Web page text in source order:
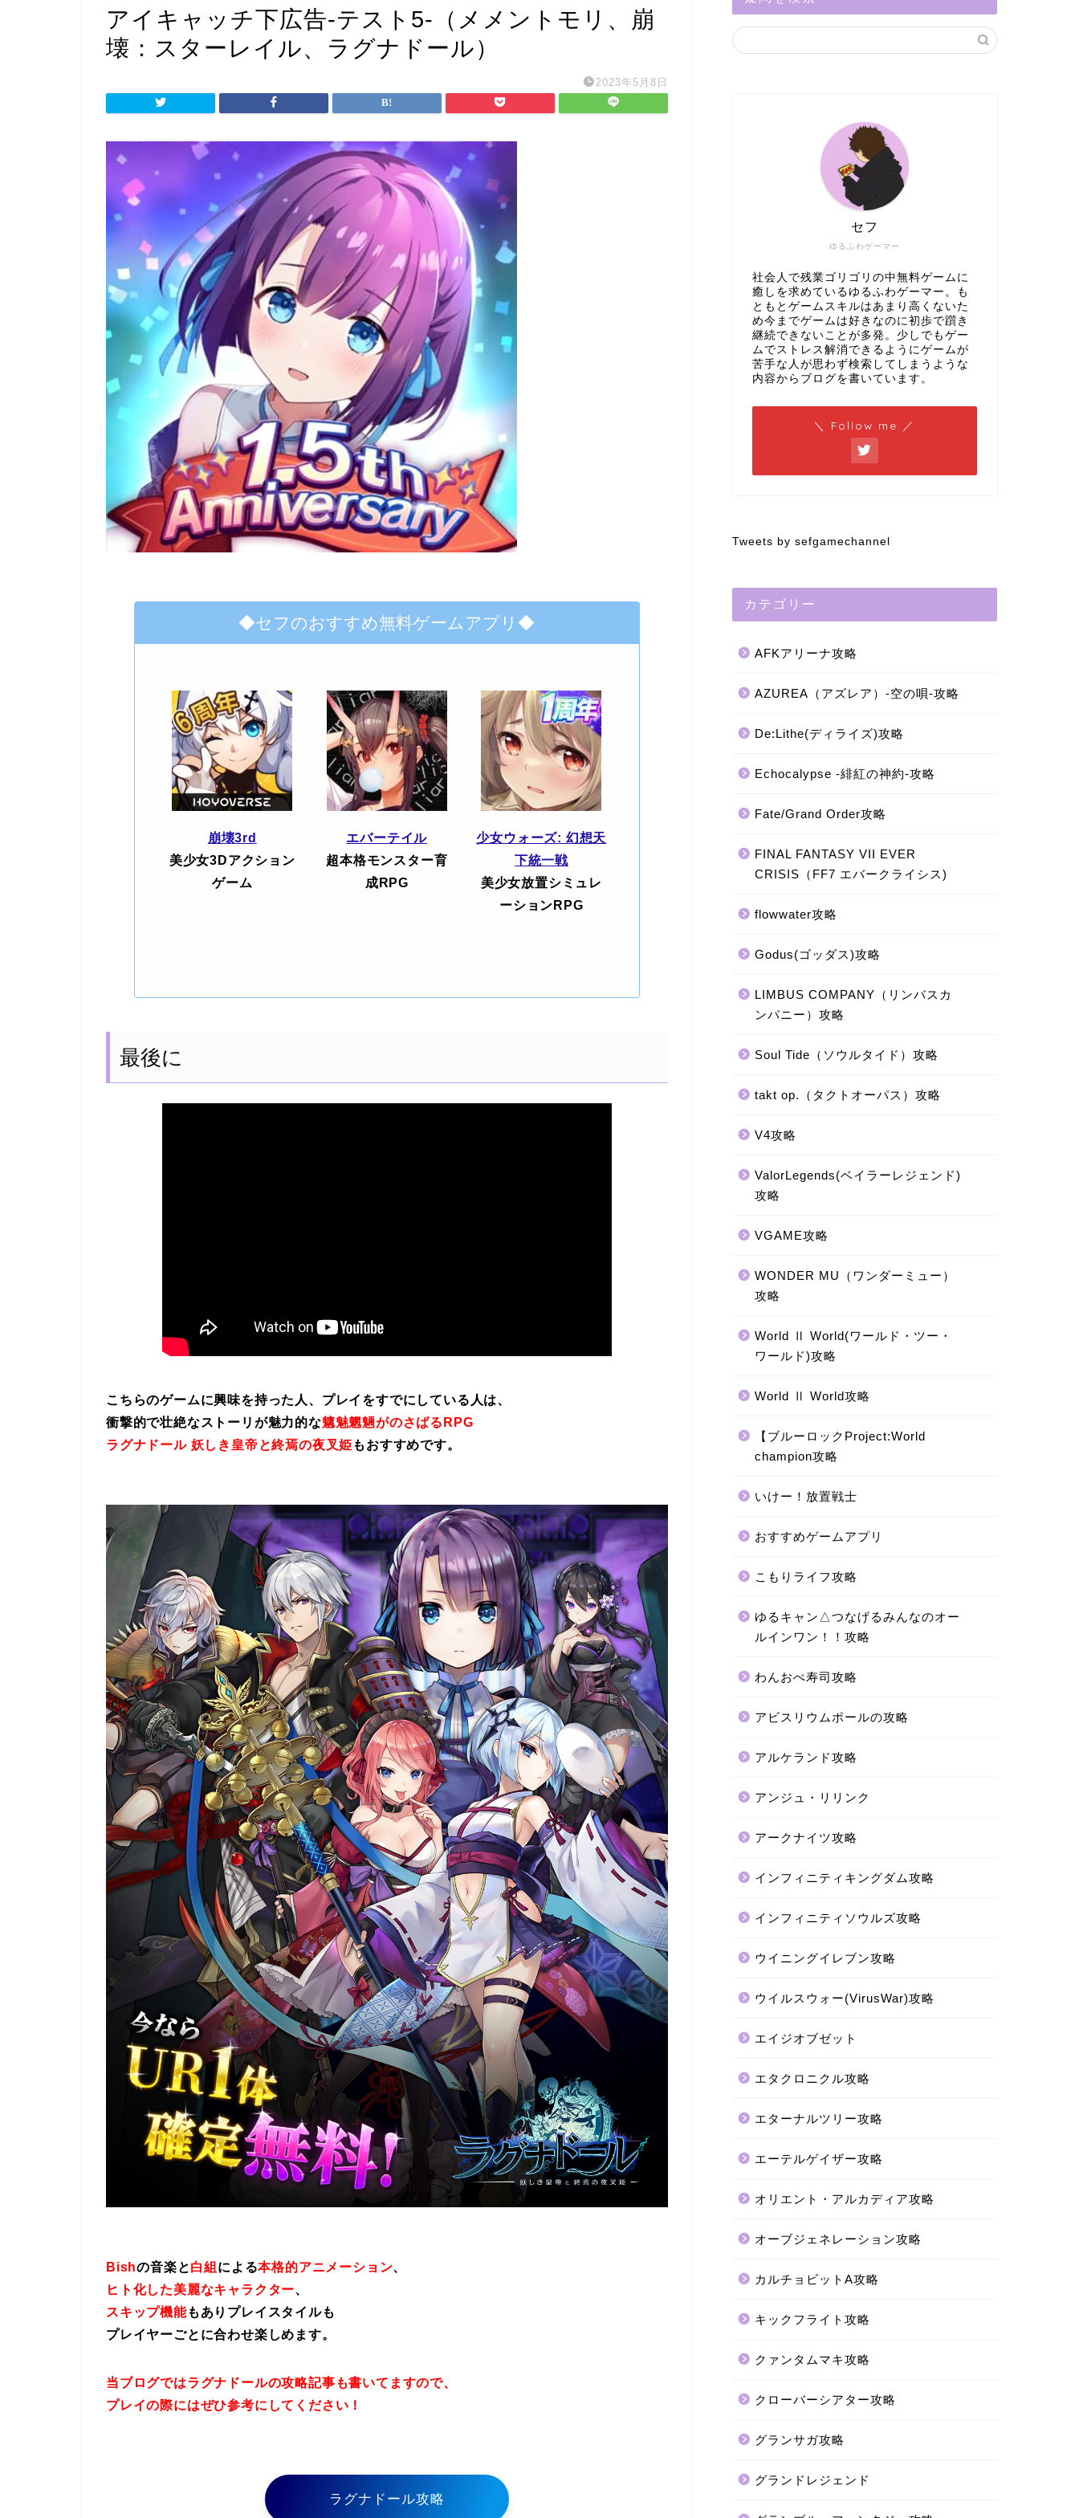
アイキャッチ下広告-テスト5-（メメントモリ、崩
壊：スターレイル、ラグナドール）
2023年5月8日
◆セフのおすすめ無料ゲームアプリ◆
崩壊3rd
美少女3Dアクション
ゲーム
エバーテイル
超本格モンスター育
成RPG
少女ウォーズ: 幻想天
下統一戦
美少女放置シミュレ
ーションRPG
最後に
こちらのゲームに興味を持った人、プレイをすでにしている人は、
衝撃的で壮絶なストーリが魅力的な魑魅魍魎がのさばるRPG
ラグナドール 妖しき皇帝と終焉の夜叉姫 もおすすめです。
Bishの音楽と白組 による本格的アニメーション、
ヒト化した美麗なキャラクター、
スキップ機能もありプレイスタイルも
プレイヤーごとに合わせ楽しめます。
当ブログではラグナドールの攻略記事も書いてますので、
プレイの際にはぜひ参考にしてください！
ラグナドール攻略
ゆるふわゲーマー
セフ
社会人で残業ゴリゴリの中無料ゲームに
癒しを求めているゆるふわゲーマー。も
ともとゲームスキルはあまり高くないた
め今までゲームは好きなのに初歩で躓き
継続できないことが多発。少しでもゲー
ムでストレス解消できるようにゲームが
苦手な人が思わず検索してしまうような
内容からブログを書いています。
＼ Follow me ／
Tweets by sefgamechannel
カテゴリー
AFKアリーナ攻略
AZUREA（アズレア）-空の唄-攻略
De:Lithe(ディライズ)攻略
Echocalypse -緋紅の神約-攻略
Fate/Grand Order攻略
FINAL FANTASY VII EVER
CRISIS（FF7 エバークライシス)
flowwater攻略
Godus(ゴッダス)攻略
LIMBUS COMPANY（リンバスカ
ンパニー）攻略
Soul Tide（ソウルタイド）攻略
takt op.（タクトオーパス）攻略
V4攻略
ValorLegends(ベイラーレジェンド)
攻略
VGAME攻略
WONDER MU（ワンダーミュー）
攻略
World Ⅱ World(ワールド・ツー・
ワールド)攻略
World Ⅱ World攻略
【ブルーロックProject:World
champion攻略
いけー！放置戦士
おすすめゲームアプリ
こもりライフ攻略
ゆるキャン△つなげるみんなのオー
ルインワン！！攻略
わんおぺ寿司攻略
アビスリウムポールの攻略
アルケランド攻略
アンジュ・リリンク
アークナイツ攻略
インフィニティキングダム攻略
インフィニティソウルズ攻略
ウイニングイレブン攻略
ウイルスウォー(VirusWar)攻略
エイジオブゼット
エタクロニクル攻略
エターナルツリー攻略
エーテルゲイザー攻略
オリエント・アルカディア攻略
オーブジェネレーション攻略
カルチョビットA攻略
キックフライト攻略
クァンタムマキ攻略
クローバーシアター攻略
グランサガ攻略
グランドレジェンド